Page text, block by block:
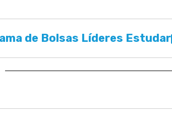
de Bolsas Líderes Estudar